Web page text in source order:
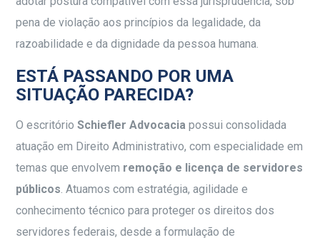
pena de violação aos princípios da legalidade, da
razoabilidade e da dignidade da pessoa humana.
ESTÁ PASSANDO POR UMA
SITUAÇÃO PARECIDA?
O escritórioSchiefler Advocacia possui consolidada
atuação em Direito Administrativo, com especialidade em
temas que envolvem remoção e licença de servidores
públicos . Atuamos com estratégia, agilidade e
conhecimento técnico para proteger os direitos dos
servidores federais, desde a formulação de